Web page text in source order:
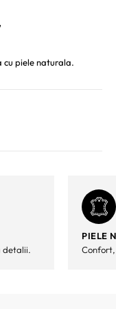
cu piele naturala.
detalii.
PIELE